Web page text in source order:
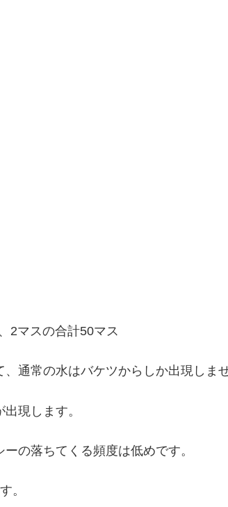
2マスの合計50マス
通常の水はバケツからしか出現しませ
現します。
の落ちてくる頻度は低めです。
。